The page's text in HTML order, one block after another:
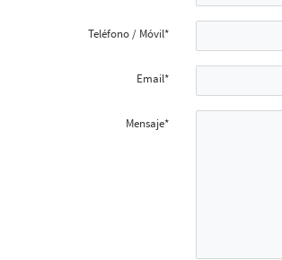
Teléfono / Móvil*
Email*
Mensaje*